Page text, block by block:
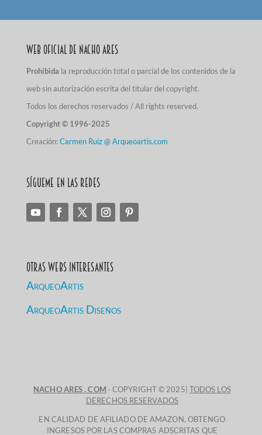
Web Oficial de Nacho Ares
Prohibida la reproducción total o parcial de los contenidos de la
web sin autorización escrita del titular del copyright.
Todos los derechos reservados / All rights reserved.
Copyright © 1996-2025
Creación:Carmen Ruiz @ Arqueoartis.com
Sígueme en las redes
Otras Webs Interesantes
ArqueoArtis
ArqueoArtis Diseños
NACHO ARES . COM · COPYRIGHT © 2025| TODOS LOS
DERECHOS RESERVADOS
EN CALIDAD DE AFILIADO DE AMAZON, OBTENGO
INGRESOS POR LAS COMPRAS ADSCRITAS QUE